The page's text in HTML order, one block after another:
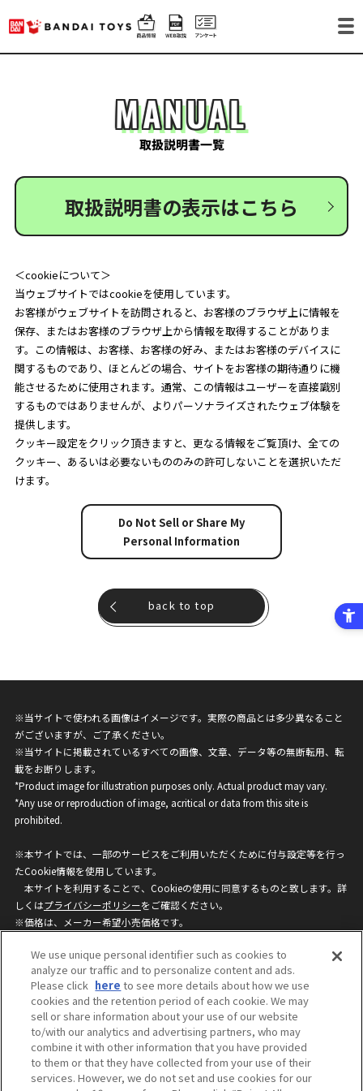
MANUAL
取扱説明書一覧
取扱説明書の表示はこちら
＜cookieについて＞
当ウェブサイトではcookieを使用しています。
お客様がウェブサイトを訪問されると、お客様のブラウザ上に情報を
保存、またはお客様のブラウザ上から情報を取得することがありま
す。この情報は、お客様、お客様の好み、またはお客様のデバイスに
関するものであり、ほとんどの場合、サイトをお客様の期待通りに機
能させるために使用されます。通常、この情報はユーザーを直接識別
するものではありませんが、よりパーソナライズされたウェブ体験を
提供します。
クッキー設定をクリック頂きますと、更なる情報をご覧頂け、全ての
クッキー、あるいは必要ないもののみの許可しないことを選択いただ
けます。
Do Not Sell or Share My
Personal Information
back to top
※当サイトで使われる画像はイメージです。実際の商品とは多少異なること
がございますが、ご了承ください。
※当サイトに掲載されているすべての画像、文章、データ等の無断転用、転
載をお断りします。
*Product image for illustration purposes only. Actual product may vary.
*Any use or reproduction of image, acritical or data from this site is
prohibited.
※本サイトでは、一部のサービスをご利用いただくために付与設定等を行っ
たCookie情報を使用しています。
本サイトを利用することで、Cookieの使用に同意するものと致します。詳
しくはプライバシーポリシーをご確認ください。
※価格は、メーカー希望小売価格です。
ざいますのでご了承ください。
privacypolicy
Do Not Sell or Share My
Personal Information
ウェブサイトご利用条件
ソーシャルメディアポリシー
個人情報保護方針
お問い合わせ
We use unique personal identifier such as cookies to
analyze our traffic and to personalize content and ads.
Please click here to see more details about how we use
cookies and the retention period of each cookie. We may
sell or share information about your use of our website
to/with our analytics and advertising partners, who may
combine it with other information that you have provided
to them or that they have collected from your use of their
services. However, we do not set and use cookies for our